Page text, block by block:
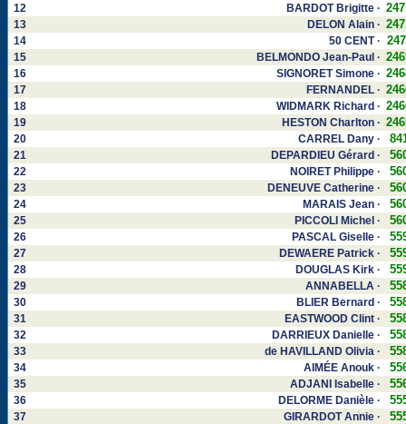
12 BARDOT Brigitte ·
13 DELON Alain ·
14 50 CENT ·
15 BELMONDO Jean-Paul ·
16 SIGNORET Simone ·
17 FERNANDEL ·
18 WIDMARK Richard ·
19 HESTON Charlton ·
20 CARREL Dany ·
21 DEPARDIEU Gérard ·
22 NOIRET Philippe ·
23 DENEUVE Catherine ·
24 MARAIS Jean ·
25 PICCOLI Michel ·
26 PASCAL Giselle ·
27 DEWAERE Patrick ·
28 DOUGLAS Kirk ·
29 ANNABELLA ·
30 BLIER Bernard ·
31 EASTWOOD Clint ·
32 DARRIEUX Danielle ·
33 de HAVILLAND Olivia ·
34 AIMÉE Anouk ·
35 ADJANI Isabelle ·
36 DELORME Danièle ·
37 GIRARDOT Annie ·